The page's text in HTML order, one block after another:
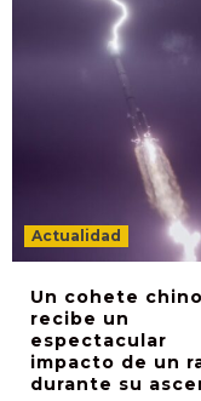
Actualidad
Un cohete chino
recibe un
espectacular
impacto de un
durante su